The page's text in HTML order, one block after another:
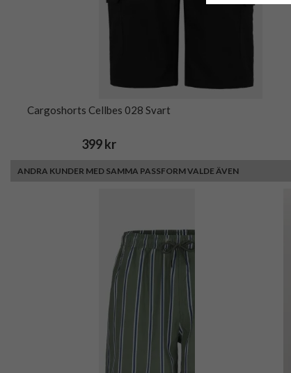
Cargoshorts Cellbes 028 Svart
399 kr
ANDRA KUNDER MED SAMMA PASSFORM VALDE ÄVEN